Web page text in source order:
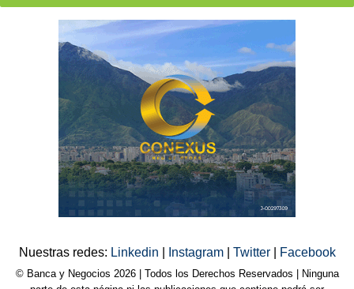
Nuestras redes: Linkedin Instagram Twitter Facebook
© Banca y Negocios 2026 | Todos los Derechos Reservados | Ninguna